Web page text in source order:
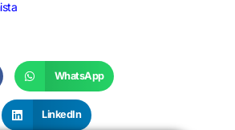
WhatsApp
LinkedIn